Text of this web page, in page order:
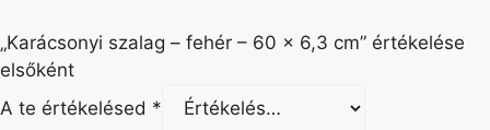
„Karácsonyi szalag – fehér – 60 x 6,3 cm” értékelése
elsőként
A te értékelésed *